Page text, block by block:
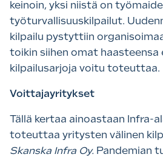
keinoin, yksi niistä on
työturvallisuuskilpailut.
kilpailu pystyttiin
toikin siihen omat haasteensa
kilpailusarjoja voitu toteuttaa.
Voittajayritykset
Tällä kertaa ainoastaan Infra-
toteuttaa yritysten välinen
Skanska Infra Oy. Pandemian